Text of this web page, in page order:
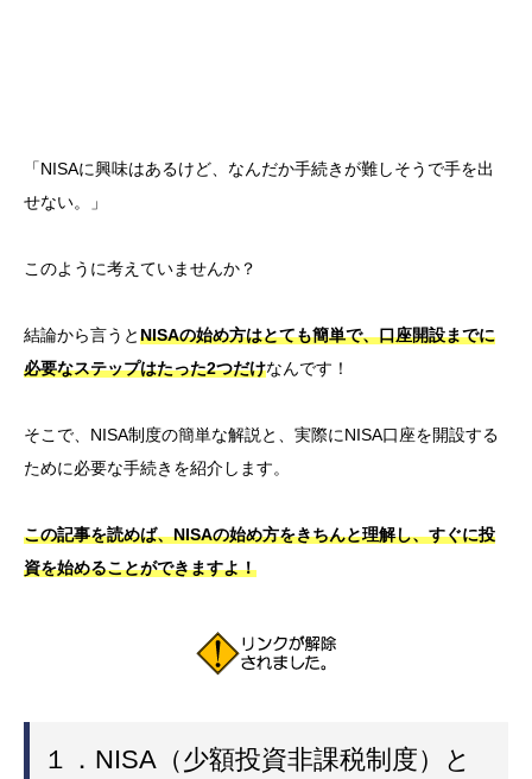
「NISAに興味はあるけど、なんだか手続きが難しそうで手を出
せない。」
このように考えていませんか？
結論から言うとNISAの始め方はとても簡単で、口座開設までに
必要なステップはたった2つだけなんです！
そこで、NISA制度の簡単な解説と、実際にNISA口座を開設する
ために必要な手続きを紹介します。
この記事を読めば、NISAの始め方をきちんと理解し、すぐに投
資を始めることができますよ！
１．NISA（少額投資非課税制度）と